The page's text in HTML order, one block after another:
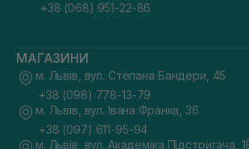
+38 (068) 951-22-86
МАГАЗИНИ
м. Львів, вул. Степана Бандери, 45
+38 (098) 778-13-79
м. Львів, вул. Івана Франка, 36
+38 (097) 611-95-94
м. Львів, вул. Академіка Підстригача,